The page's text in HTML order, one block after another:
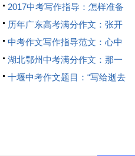
号2017中考写作指导：怎样准备
考试作文
历年广东高考满分作文：张开
双臂，拥抱自然
中考作文写作指导范文：心中
欢乐的歌
湖北鄂州中考满分作文：那一
幕，真让我感动
十堰中考作文题目：“写给逝去